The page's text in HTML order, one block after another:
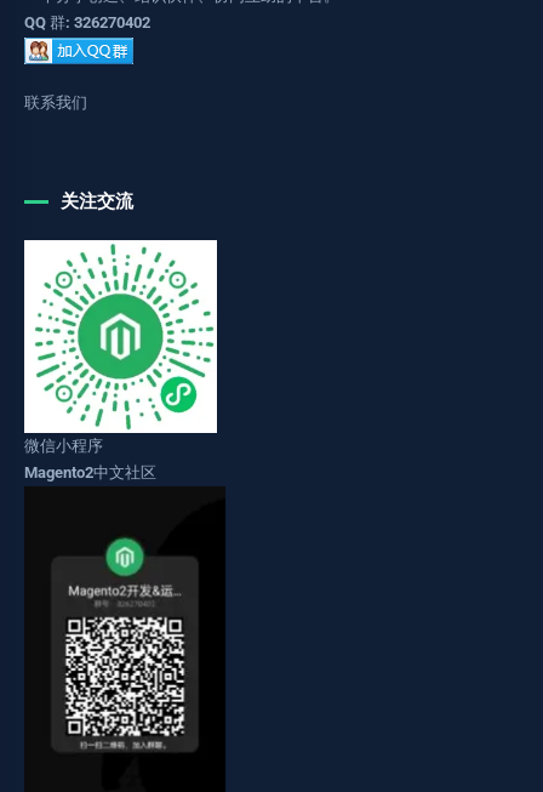
QQ 群: 326270402
联系我们
关注交流
微信小程序
Magento2中文社区